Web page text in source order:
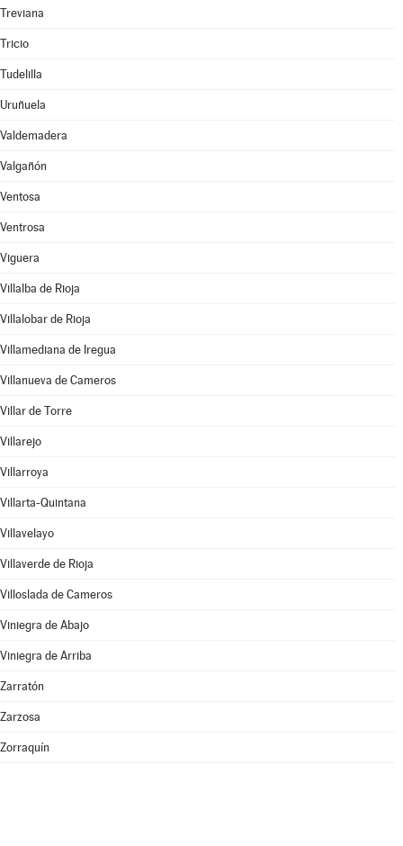
Treviana
Tricio
Tudelilla
Uruñuela
Valdemadera
Valgañón
Ventosa
Ventrosa
Viguera
Villalba de Rioja
Villalobar de Rioja
Villamediana de Iregua
Villanueva de Cameros
Villar de Torre
Villarejo
Villarroya
Villarta-Quintana
Villavelayo
Villaverde de Rioja
Villoslada de Cameros
Viniegra de Abajo
Viniegra de Arriba
Zarratón
Zarzosa
Zorraquín